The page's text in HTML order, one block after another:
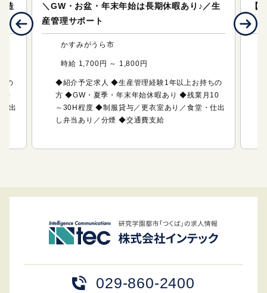
造
の
出
＼GW・お盆・年末年始は長期休暇あり♪／生
産管理サポート
かすみがうら市
時給 1,700円 ～ 1,800円
◆紹介予定求人 ◆生産管理経験1年以上お持ちの
方 ◆GW・夏季・年末年始休暇あり ◆残業月10
～30H程度 ◆制服貸与／更衣室あり／食堂・仕出
し弁当あり／分煙 ◆交通費支給
【
ミ
029-860-2400